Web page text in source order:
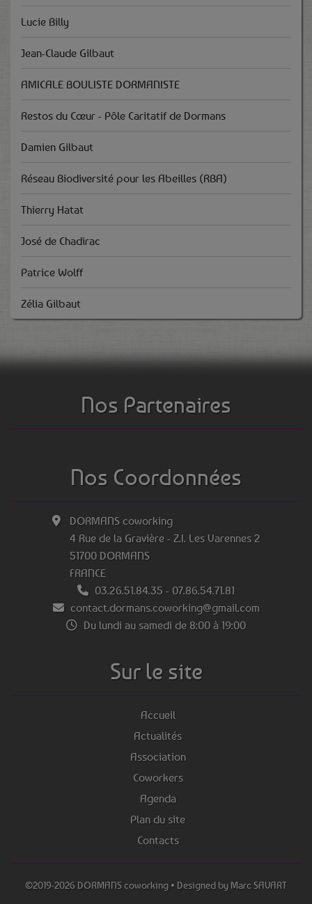
Lucie Billy
Jean-Claude Gilbaut
AMICALE BOULISTE DORMANISTE
Restos du Cœur - Pôle Caritatif de Dormans
Damien Gilbaut
Réseau Biodiversité pour les Abeilles (RBA)
Thierry Hatat
José de Chadirac
Patrice Wolff
Zélia Gilbaut
Nos Partenaires
Nos Coordonnées
DORMANS coworking
4 Rue de la Gravière - Z.I. Les Varennes 2
51700 DORMANS
FRANCE
03.26.51.84.35 - 07.86.54.71.81
contact.dormans.coworking@gmail.com
Du lundi au samedi de 8:00 à 19:00
Sur le site
Accueil
Actualités
Association
Coworkers
Agenda
Plan du site
Contacts
©2019-2026 DORMANS coworking • Designed by Marc SAVART